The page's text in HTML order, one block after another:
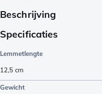
Beschrijving
Specificaties
Lemmetlengte
12,5 cm
Gewicht